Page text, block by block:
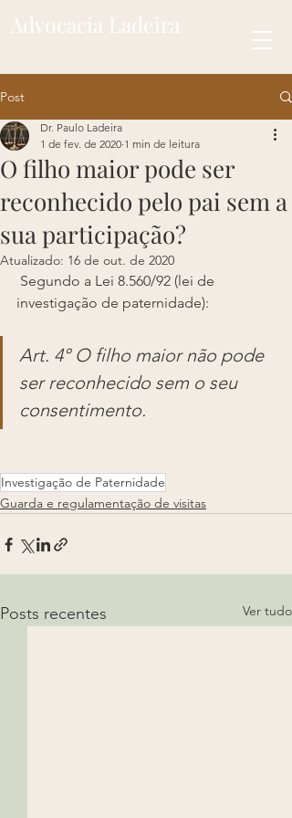
Advocacia Ladeira
Post
O filho maior pode ser
reconhecido pelo pai sem a
sua participação?
Dr. Paulo Ladeira
1 de fev. de 2020 1 min de leitura
Atualizado: 16 de out. de 2020
investigação de paternidade):
Art. 4° O filho maior não pode
ser reconhecido sem o seu
consentimento.
Investigação de Paternidade
Guarda e regulamentação de visitas
Posts recentes Ver tudo